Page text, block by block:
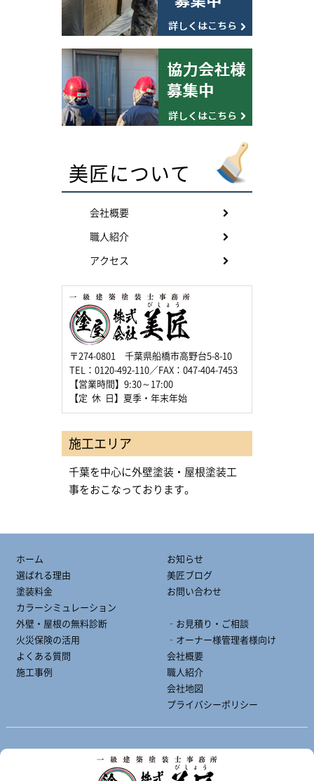
美匠について
会社概要
職人紹介
アクセス
〒274-0801 千葉県船橋市高野台5-8-10
TEL：0120-492-110／FAX：047-404-7453
【営業時間】9:30～17:00
【定 休 日】夏季・年末年始
施工エリア
千葉を中心に外壁塗装・屋根塗装工
事をおこなっております。
ホーム
選ばれる理由
塗装料金
カラーシミュレーション
外壁・屋根の無料診断
火災保険の活用
よくある質問
施工事例
お知らせ
美匠ブログ
お問い合わせ
‐お見積り・ご相談
‐オーナー様管理者様向け
会社概要
職人紹介
会社地図
プライバシーポリシー